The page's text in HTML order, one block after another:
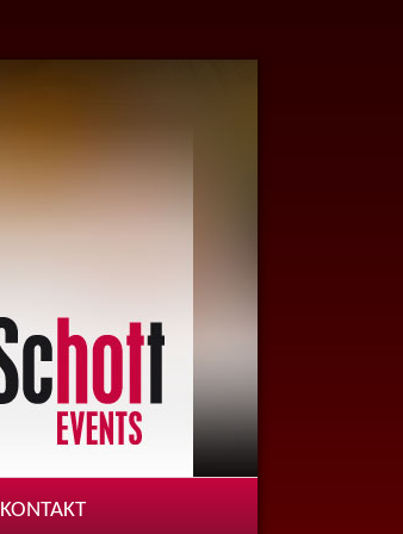
KONTAKT